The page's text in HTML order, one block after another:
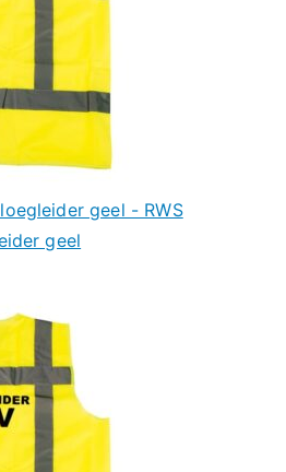
geel - RWS
geel